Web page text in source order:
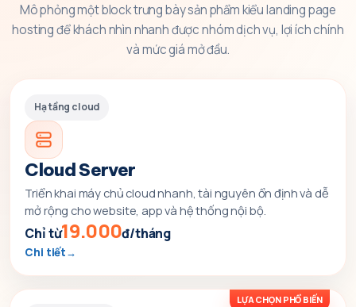
Mô phỏng một block trưng bày sản phẩm kiểu landing page
hosting để khách nhìn nhanh được nhóm dịch vụ, lợi ích chính
và mức giá mở đầu.
Hạ tầng cloud
Cloud Server
Triển khai máy chủ cloud nhanh, tài nguyên ổn định và dễ
mở rộng cho website, app và hệ thống nội bộ.
Chỉ từ19.000đ/tháng
Chi tiết
LỰA CHỌN PHỔ BIẾN